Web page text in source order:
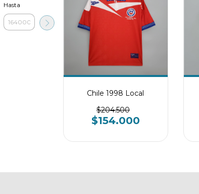
Hasta
Chile 1998 Local
$204.500
$154.000